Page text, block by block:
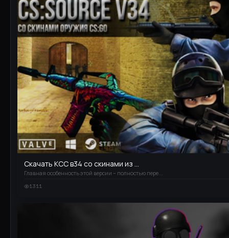
Скачать КСС в34 со скинами из ...
Главная особенность этой версии – полностью пере...
1311